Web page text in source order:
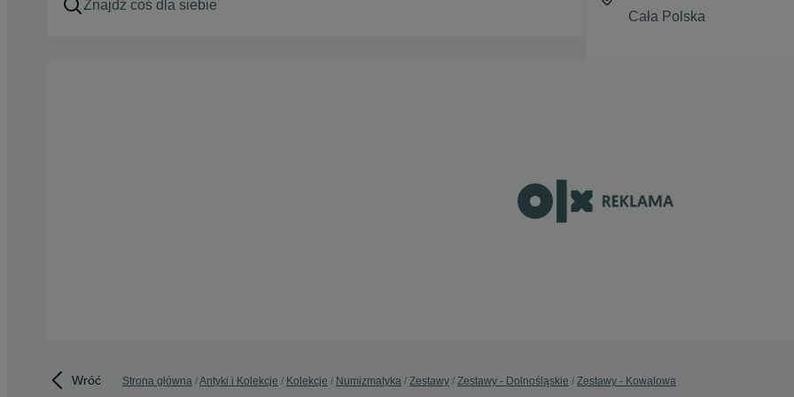
Wróć Strona główna Antyki i Kolekcje Kolekcje Numizmatyka Zestawy Zestawy - Dolnośląskie Zestawy - Kowalowa